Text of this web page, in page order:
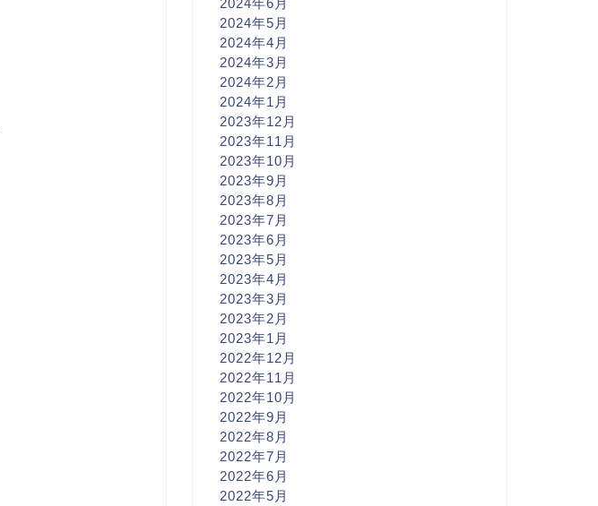
2024年5月
2024年4月
2024年3月
2024年2月
2024年1月
2023年12月
2023年11月
2023年10月
2023年9月
2023年8月
2023年7月
2023年6月
2023年5月
2023年4月
2023年3月
2023年2月
2023年1月
2022年12月
2022年11月
2022年10月
2022年9月
2022年8月
2022年7月
2022年6月
2022年5月